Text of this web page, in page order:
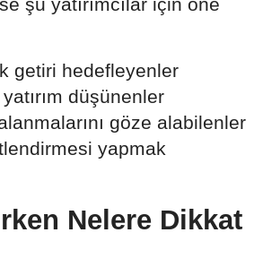
getiri hedefleyenler
düşünenler
göze alabilenler
yapmak
Nelere Dikkat